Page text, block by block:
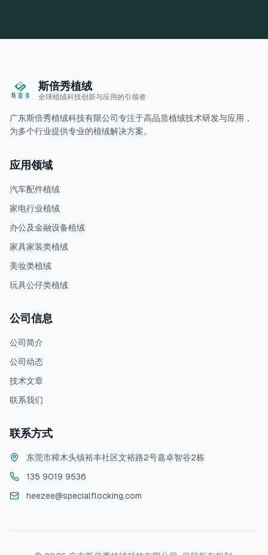
斯倍秀植绒
全球植绒科技创新与应用的引领者
广东斯倍秀植绒科技有限公司专注于高品质植绒技术研发与应用，
为多个行业提供专业的植绒解决方案。
应用领域
汽车配件植绒
家电行业植绒
办公及金融设备植绒
家具家装类植绒
美妆类植绒
玩具公仔类植绒
公司信息
公司简介
公司动态
技术文章
联系我们
联系方式
东莞市樟木头镇裕丰社区文裕路2号嘉卓智谷2栋
135 9019 9536
heezee@specialflocking.com